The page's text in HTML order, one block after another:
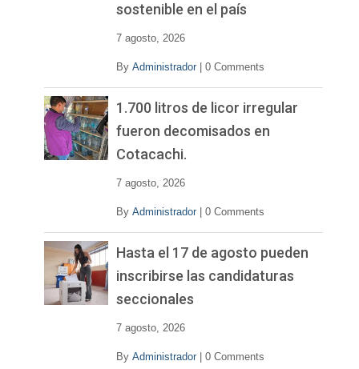
sostenible en el país
7 agosto, 2026
By Administrador 0 Comments
1.700 litros de licor irregular
fueron decomisados en
Cotacachi.
7 agosto, 2026
By Administrador 0 Comments
Hasta el 17 de agosto pueden
inscribirse las candidaturas
seccionales
7 agosto, 2026
By Administrador 0 Comments